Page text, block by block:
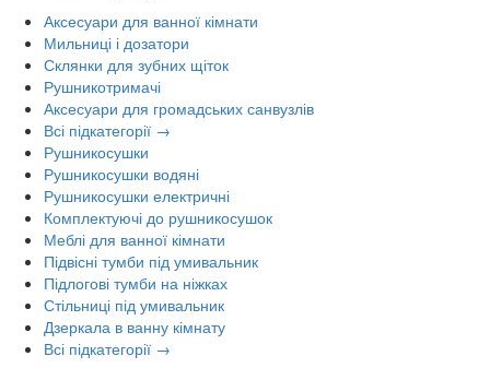
Аксесуари для ванної кімнати
Мильниці і дозатори
Склянки для зубних щіток
Рушникотримачі
Аксесуари для громадських санвузлів
Всі підкатегорії →
Рушникосушки
Рушникосушки водяні
Рушникосушки електричні
Комплектуючі до рушникосушок
Меблі для ванної кімнати
Підвісні тумби під умивальник
Підлогові тумби на ніжках
Стільниці під умивальник
Дзеркала в ванну кімнату
Всі підкатегорії →